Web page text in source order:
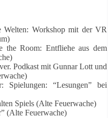
Workshop mit der VR
the Room: Entfliehe aus dem
Podkast mit Gunnar Lott und
“Lesungen” bei
Spiels (Alte Feuerwache)
(Alte Feuerwache)